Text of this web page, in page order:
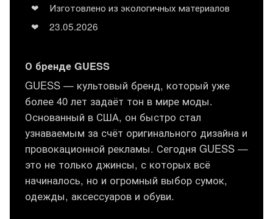
Изготовлено из экологичных материалов
23.05.2026
О бренде GUESS
GUESS — культовый бренд, который уже
более 40 лет задаёт тон в мире моды.
Основанный в США, он быстро стал
узнаваемым за счёт оригинального дизайна и
провокационной рекламы. Сегодня GUESS —
это не только джинсы, с которых всё
начиналось, но и огромный выбор сумок,
одежды, аксессуаров и обуви.